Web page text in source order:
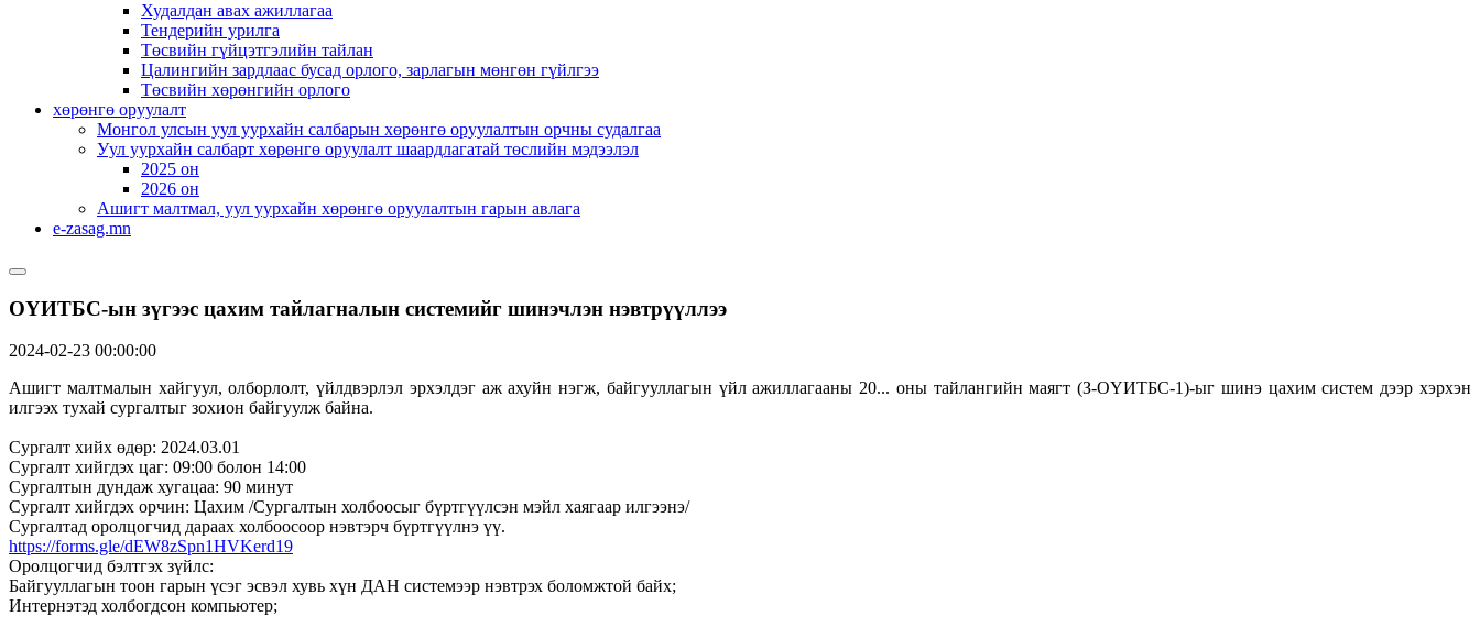
Худалдан авах ажиллагаа
Тендерийн урилга
Төсвийн гүйцэтгэлийн тайлан
Цалингийн зардлаас бусад орлого, зарлагын мөнгөн гүйлгээ
Төсвийн хөрөнгийн орлого
хөрөнгө оруулалт
Монгол улсын уул уурхайн салбарын хөрөнгө оруулалтын орчны судалгаа
Уул уурхайн салбарт хөрөнгө оруулалт шаардлагатай төслийн мэдээлэл
2025 он
2026 он
Ашигт малтмал, уул уурхайн хөрөнгө оруулалтын гарын авлага
e-zasag.mn
ОҮИТБС-ын зүгээс цахим тайлагналын системийг шинэчлэн нэвтрүүллээ
2024-02-23 00:00:00
Ашигт малтмалын хайгуул, олборлолт, үйлдвэрлэл эрхэлдэг аж ахуйн нэгж, байгууллагын үйл ажиллагааны 20... оны тайлангийн маягт (З-ОҮИТБС-1)-ыг шинэ цахим систем дээр хэрхэн
илгээх тухай сургалтыг зохион байгуулж байна.
Сургалт хийх өдөр: 2024.03.01
Сургалт хийгдэх цаг: 09:00 болон 14:00
Сургалтын дундаж хугацаа: 90 минут
Сургалт хийгдэх орчин: Цахим /Сургалтын холбоосыг бүртгүүлсэн мэйл хаягаар илгээнэ/
Сургалтад оролцогчид дараах холбоосоор нэвтэрч бүртгүүлнэ үү.
https://forms.gle/dEW8zSpn1HVKerd19
Оролцогчид бэлтгэх зүйлс:
Байгууллагын тоон гарын үсэг эсвэл хувь хүн ДАН системээр нэвтрэх боломжтой байх;
Интернэтэд холбогдсон компьютер;